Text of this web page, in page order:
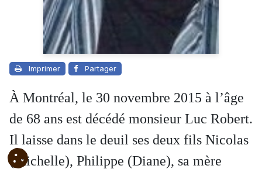
Imprimer Partager
À Montréal, le 30 novembre 2015 à l’âge
de 68 ans est décédé monsieur Luc Robert.
Il laisse dans le deuil ses deux fils Nicolas
(Michelle), Philippe (Diane), sa mère